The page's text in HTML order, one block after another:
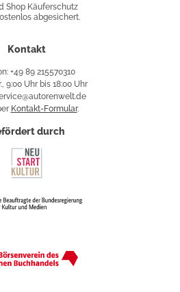
Käuferschutz
Shop Käuferschutz
abgesichert.
Kontakt
+49 89 215570310
9:00 Uhr bis 18:00 Uhr
Kontakt-Formular.
durch